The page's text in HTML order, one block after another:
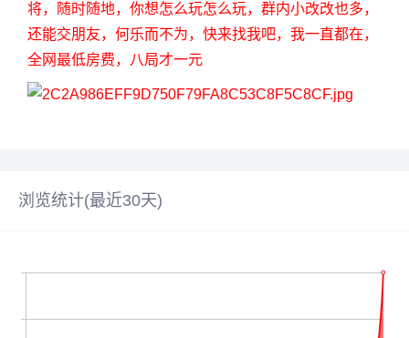
将，随时随地，你想怎么玩怎么玩，群内小改改也多，
还能交朋友，何乐而不为，快来找我吧，我一直都在，
全网最低房费，八局才一元
浏览统计(最近30天)